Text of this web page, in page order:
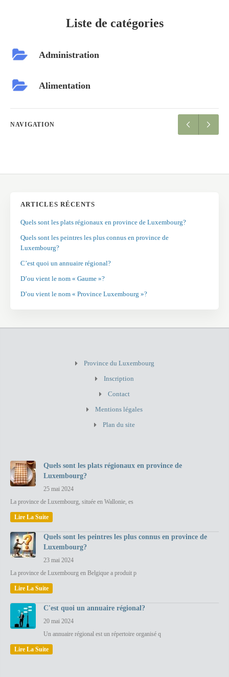
Liste de catégories
Administration
Alimentation
NAVIGATION
ARTICLES RÉCENTS
Quels sont les plats régionaux en province de Luxembourg?
Quels sont les peintres les plus connus en province de
Luxembourg?
C’est quoi un annuaire régional?
D’ou vient le nom « Gaume »?
D’ou vient le nom « Province Luxembourg »?
Province du Luxembourg
Inscription
Contact
Mentions légales
Plan du site
Quels sont les plats régionaux en province de
Luxembourg?
25 mai 2024
La province de Luxembourg, située en Wallonie, es
Lire La Suite
Quels sont les peintres les plus connus en province de
Luxembourg?
23 mai 2024
La province de Luxembourg en Belgique a produit p
Lire La Suite
C'est quoi un annuaire régional?
20 mai 2024
Un annuaire régional est un répertoire organisé q
Lire La Suite